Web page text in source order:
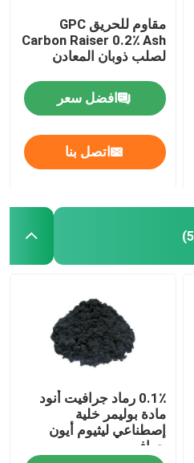
مقاوم للحريق GPC
Carbon Raiser 0.2٪ Ash
لصلب ذوبان المعادن
افضل سعر
اتصل بنا
0.1٪ رماد جرافيت أنود
مادة بوليمر خلية
إصطناعي ليثيوم أيون
جرافيت